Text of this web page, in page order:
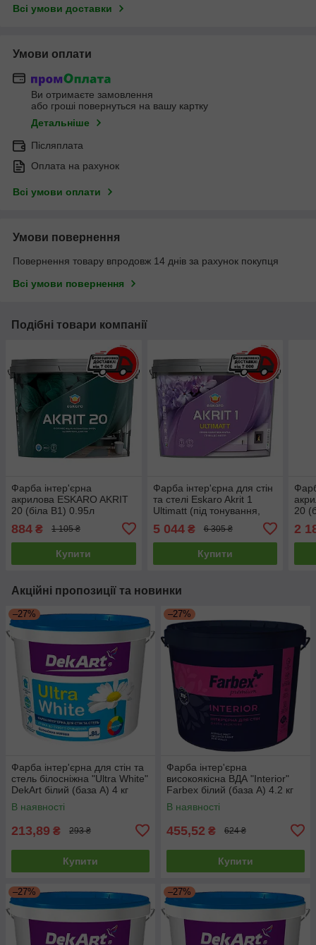
Всі умови доставки
Умови оплати
Ви отримаєте замовлення
або гроші повернуться на вашу картку
Детальніше
Післяплата
Оплата на рахунок
Всі умови оплати
Умови повернення
Повернення товару впродовж 14 днів за рахунок покупця
Всі умови повернення
Подібні товари компанії
Фарба інтер'єрна
акрилова ESKARO AKRIT
20 (біла В1) 0.95л
884 ₴ 1 105 ₴
Купити
Фарба інтер'єрна для стін
та стелі Eskaro Akrit 1
Ultimatt (під тонування,
5 044₴ 6 305 ₴
Купити
20
2
Акційні пропозиції та новинки
–27%
Фарба інтер'єрна для стін та
стель білосніжна "Ultra White"
DekArt білий (база А) 4 кг
В наявності
213,89 ₴ 293 ₴
Купити
–27%
Фарба інтер'єрна
високоякісна ВДА "Interior"
Farbex білий (база А) 4.2 кг
В наявності
455,52 ₴ 624 ₴
Купити
–27% –27%